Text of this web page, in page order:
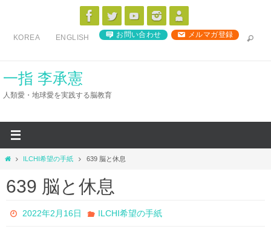
ス
KOREA ENGLISH お問い合わせ メルマガ登録
一指 李承憲
人類愛・地球愛を実践する脳教育
ホ
ム
ILCHI希望の手紙 639 脳と休息
639 脳と休息
2022年2月16日 ILCHI希望の手紙